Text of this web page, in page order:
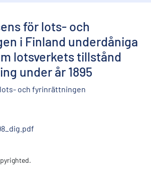
för lots- och
i Finland underdåniga
lotsverkets tillstånd
under år 1895
och fyrinrättningen